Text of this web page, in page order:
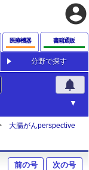
account_circle
医療機器 書籍通販
分野で探す
notifications
大腸がんperspective
前の号 次の号